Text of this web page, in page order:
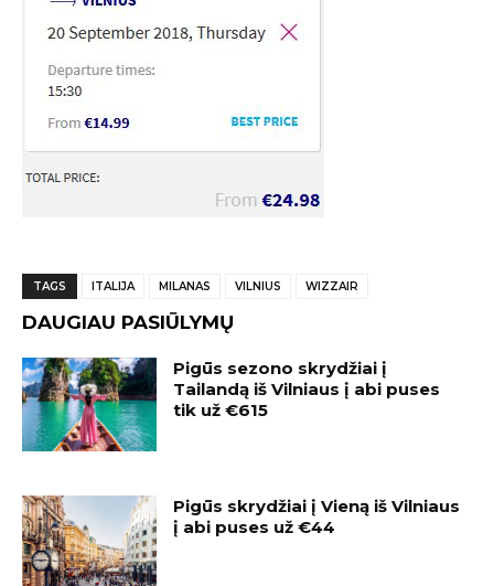
TAGS ITALIJA MILANAS VILNIUS WIZZAIR
DAUGIAU PASIŪLYMŲ
Pigūs sezono skrydžiai į
Tailandą iš Vilniaus į abi puses
tik už €615
Pigūs skrydžiai į Vieną iš Vilniaus
į abi puses už €44